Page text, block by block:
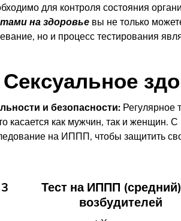
для контроля состояния
на здоровье вы не только
но и процесс тестирования
Сексуальное
и безопасности: Регулярное
касается как мужчин, так и
на ИППП, чтобы защитить
Тест на ИППП
возбудителей